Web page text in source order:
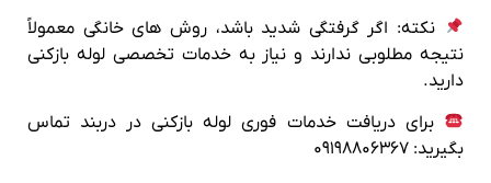
نکته: اگر گرفتگی شدید باشد، روش‌ های خانگی معمولاً
نتیجه مطلوبی ندارند و نیاز به خدمات تخصصی لوله‌ بازکنی
دارید.
برای دریافت خدمات فوری لوله‌ بازکنی در دربند تماس
بگیرید: ۰۹۱۹۸۸۰۶۳۶۷